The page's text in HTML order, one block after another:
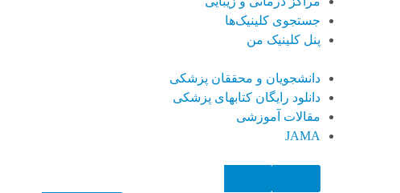
جستجوی کلینیک‌ها
پنل کلینیک من
دانشجویان و محققان پزشکی
دانلود رایگان کتابهای پزشکی
مقالات آموزشی
JAMA